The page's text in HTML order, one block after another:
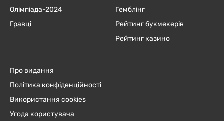
Олімпіада-2024
Гравці
Гемблінг
Рейтинг букмекерів
Рейтинг казино
Про видання
Політика конфіденційності
Використання cookies
Угода користувача